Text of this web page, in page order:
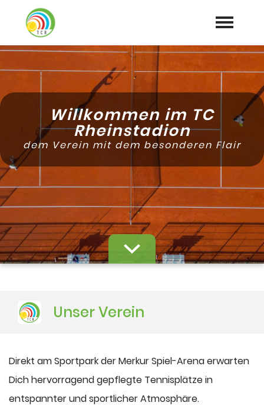
Home
Tennis expand_more
Training
Club expand_more
Galerie
Mitglied werden
Downloads
Willkommen im TC
Rheinstadion
dem Verein mit dem besonderen Flair
Unser Verein
Direkt am Sportpark der Merkur Spiel-Arena erwarten
Dich hervorragend gepflegte Tennisplätze in
entspannter und sportlicher Atmosphäre.